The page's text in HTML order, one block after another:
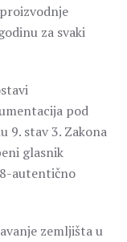
za svaki
pod
9. stav 3. Zakona
glasnik
autentično
zemljišta u